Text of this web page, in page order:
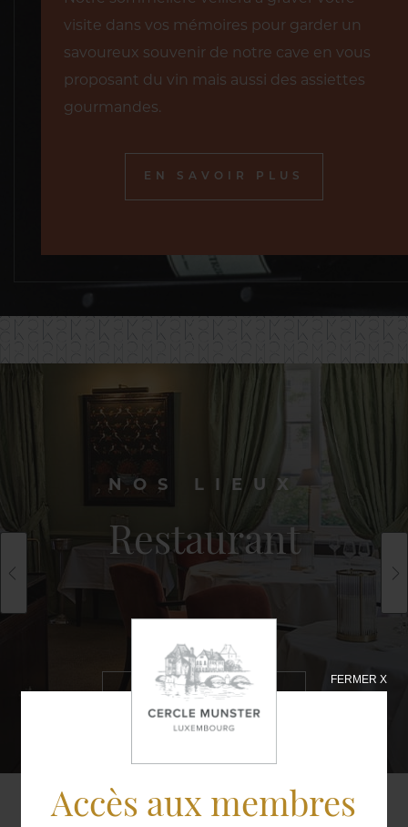
Accès aux membres
FERMER X
visite dans vos mémoires pour garder un
savoureux souvenir de notre cave en vous
proposant du vin mais aussi des assiettes
gourmandes.
EN SAVOIR PLUS
NOS LIEUX
Restaurant
EN SAVOIR
PLUS